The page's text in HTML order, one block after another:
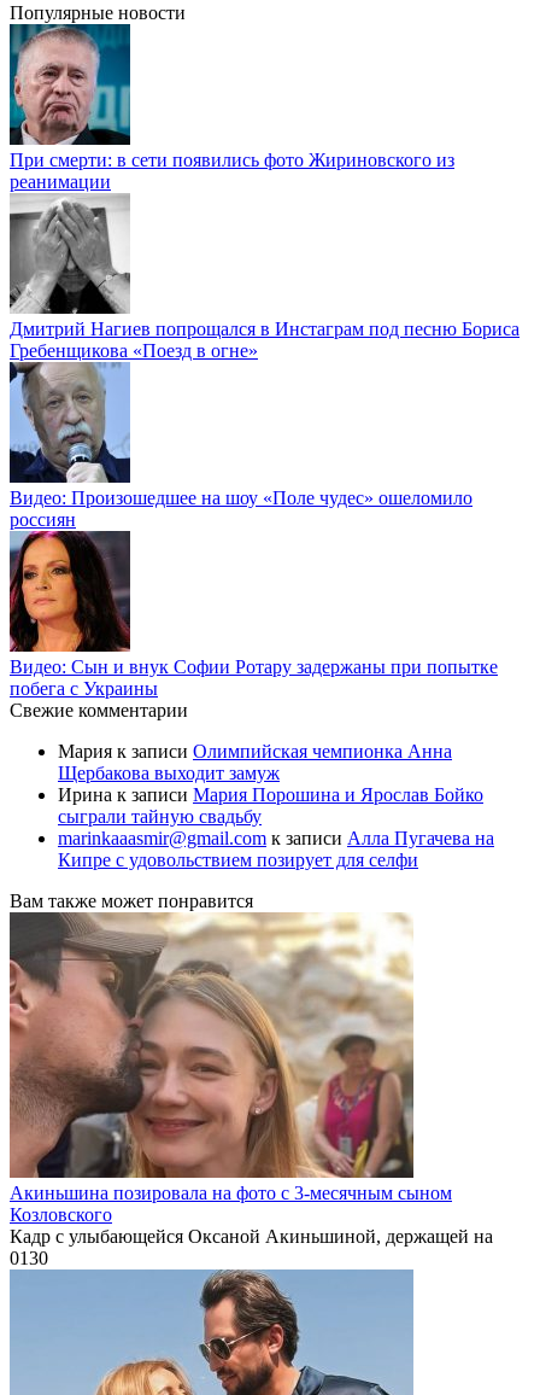
Популярные новости
При смерти: в сети появились фото Жириновского из
реанимации
Дмитрий Нагиев попрощался в Инстаграм под песню Бориса
Гребенщикова «Поезд в огне»
Видео: Произошедшее на шоу «Поле чудес» ошеломило
россиян
Видео: Сын и внук Софии Ротару задержаны при попытке
побега с Украины
Свежие комментарии
Мария к записи Олимпийская чемпионка Анна
Щербакова выходит замуж
Ирина к записи Мария Порошина и Ярослав Бойко
сыграли тайную свадьбу
marinkaaasmir@gmail.com к записи Алла Пугачева на
Кипре с удовольствием позирует для селфи
Вам также может понравится
Акиньшина позировала на фото с 3-месячным сыном
Козловского
Кадр с улыбающейся Оксаной Акиньшиной, держащей на
0130